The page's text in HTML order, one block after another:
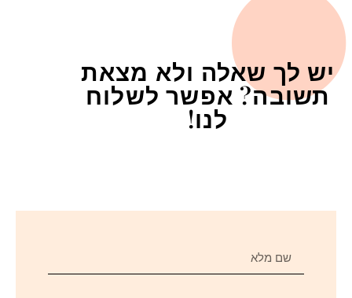
יש לך שאלה ולא מצאת
תשובה? אפשר לשלוח
לנו!